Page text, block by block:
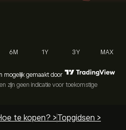
6M 1Y 3Y MAX
mogelijk gemaakt door
zijn geen indicatie voor toekomstige
te kopen? >Topgidsen >